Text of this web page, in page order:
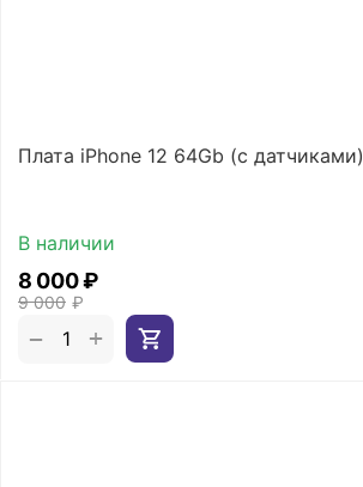
Плата iPhone 12 64Gb (с датчиками)
В наличии
9 000 ₽
8 000₽
+
−